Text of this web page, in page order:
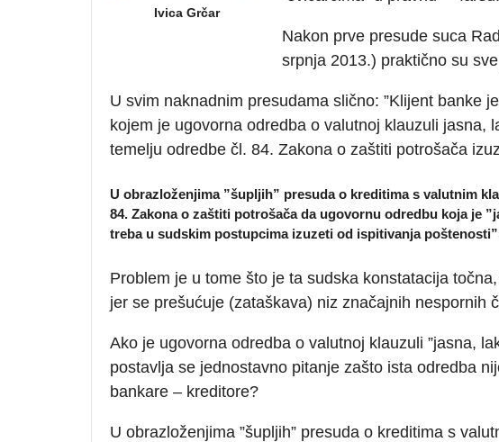
Ivica Grčar
Nakon prve presude suca
srpnja 2013.) praktično su sve
U svim naknadnim presudama slično: ”Klijent banke
kojem je ugovorna odredba o valutnoj klauzuli jasna,
temelju odredbe čl. 84. Zakona o zaštiti potrošača
U obrazloženjima ”šupljih” presuda o kreditima s valutnim
84. Zakona o zaštiti potrošača da ugovornu odredbu koja je
treba u sudskim postupcima izuzeti od ispitivanja
Problem je u tome što je ta sudska konstatacija
jer se prešućuje (zataškava) niz značajnih nespornih
Ako je ugovorna odredba o valutnoj klauzuli ”jasna,
postavlja se jednostavno pitanje zašto ista odredba
bankare – kreditore?
U obrazloženjima ”šupljih” presuda o kreditima s